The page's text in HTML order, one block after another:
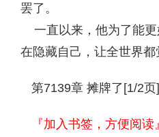
罢了。
一直以来，他为了能更
在隐藏自己，让全世界
第7139章 摊牌了[1/2页]
『加入书签，方便阅读』